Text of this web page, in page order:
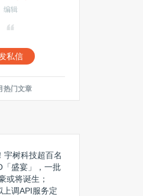
编辑
私信
热门文章
宇树科技超百名
「盛宴」，一批
或将诞生；
上调API服务定